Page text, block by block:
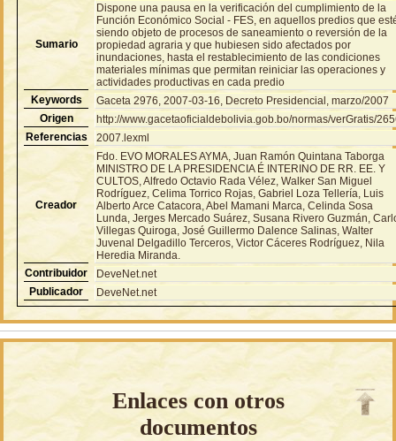
Sumario
Dispone una pausa en la verificación del cumplimiento de la
Función Económico Social - FES, en aquellos predios que
siendo objeto de procesos de saneamiento o reversión de la
propiedad agraria y que hubiesen sido afectados por
inundaciones, hasta el restablecimiento de las condiciones
materiales mínimas que permitan reiniciar las operaciones y
actividades productivas en cada predio
Keywords
Gaceta 2976, 2007-03-16, Decreto Presidencial, marzo/2007
Origen
http://www.gacetaoficialdebolivia.gob.bo/normas/verGratis/
Referencias
2007.lexml
Creador
Fdo. EVO MORALES AYMA, Juan Ramón Quintana Taborga
MINISTRO DE LA PRESIDENCIA É INTERINO DE RR. EE. Y
CULTOS, Alfredo Octavio Rada Vélez, Walker San Miguel
Rodríguez, Celima Torrico Rojas, Gabriel Loza Tellería, Luis
Alberto Arce Catacora, Abel Mamani Marca, Celinda Sosa
Lunda, Jerges Mercado Suárez, Susana Rivero Guzmán,
Villegas Quiroga, José Guillermo Dalence Salinas, Walter
Juvenal Delgadillo Terceros, Victor Cáceres Rodríguez, Nila
Heredia Miranda.
Contribuidor
DeveNet.net
Publicador
DeveNet.net
Enlaces con otros
documentos